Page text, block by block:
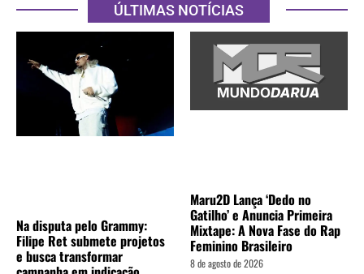
ÚLTIMAS NOTÍCIAS
Na disputa pelo Grammy:
Filipe Ret submete projetos
e busca transformar
Maru2D Lança ‘Dedo no
Gatilho’ e Anuncia Primeira
Mixtape: A Nova Fase do Rap
Feminino Brasileiro
8 de agosto de 2026